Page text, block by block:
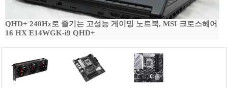
QHD+ 240Hz로 즐기는 고성능 게이밍 노트북, MSI 크로스헤어
16 HX E14WGK-i9 QHD+